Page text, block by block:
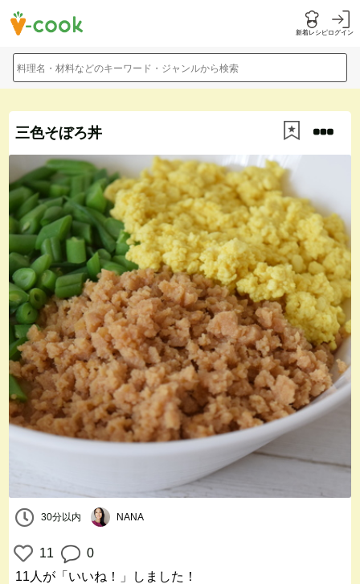
新着レシピログイン
料理名・材料などのキーワード・ジャンルから検索
三色そぼろ丼
30分以内 NANA
11
0
11人 が「いいね！」しました！